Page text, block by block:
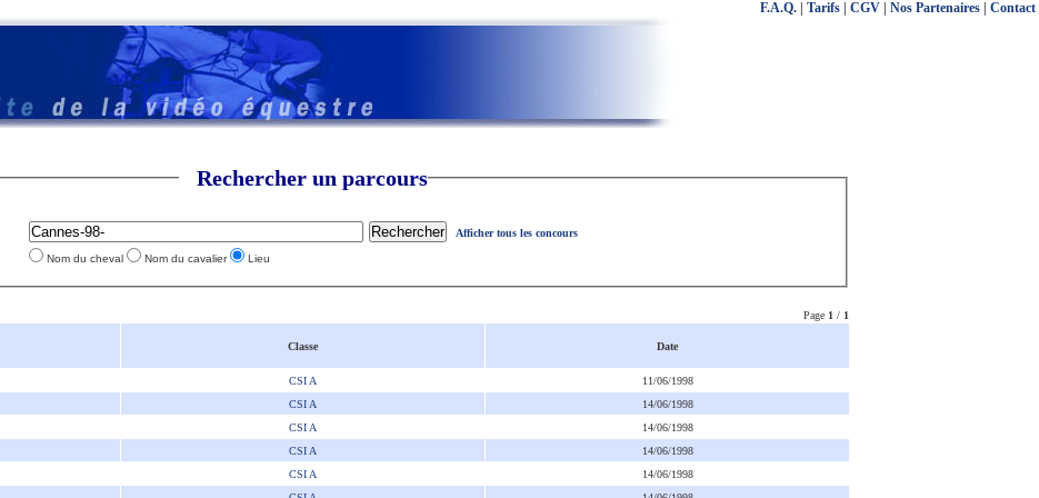
F.A.Q. Tarifs CGV Nos Partenaires Contact
Rechercher un parcours
Afficher tous les concours
Nom du cheval Nom du cavalier Lieu
Page 1 / 1
Classe Date
CSI A
11/06/1998
CSI A
14/06/1998
CSI A
14/06/1998
CSI A
14/06/1998
CSI A
14/06/1998